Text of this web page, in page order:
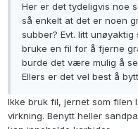
Her er det tydeligvis noe
så enkelt at det er noen
subber? Evt. litt
bruke en fil for å fjerne
burde det være mulig å
Ellers er det vel best å
Ikke bruk fil, jernet som filen
virkning. Benytt heller